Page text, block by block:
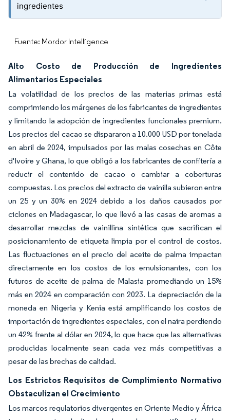
ingredientes
Fuente: Mordor Intelligence
Alto Costo de Producción de Ingredientes
Alimentarios Especiales
La volatilidad de los precios de las materias primas está
comprimiendo los márgenes de los fabricantes de ingredientes
y limitando la adopción de ingredientes funcionales premium.
Los precios del cacao se dispararon a 10.000 USD por tonelada
en abril de 2024, impulsados por las malas cosechas en Côte
d'Ivoire y Ghana, lo que obligó a los fabricantes de confitería a
reducir el contenido de cacao o cambiar a coberturas
compuestas. Los precios del extracto de vainilla subieron entre
un 25 y un 30% en 2024 debido a los daños causados por
ciclones en Madagascar, lo que llevó a las casas de aromas a
desarrollar mezclas de vainillina sintética que sacrifican el
posicionamiento de etiqueta limpia por el control de costos.
Las fluctuaciones en el precio del aceite de palma impactan
directamente en los costos de los emulsionantes, con los
futuros de aceite de palma de Malasia promediando un 15%
más en 2024 en comparación con 2023. La depreciación de la
moneda en Nigeria y Kenia está amplificando los costos de
importación de ingredientes especiales, con el naira perdiendo
un 42% frente al dólar en 2024, lo que hace que las alternativas
producidas localmente sean cada vez más competitivas a
pesar de las brechas de calidad.
Los Estrictos Requisitos de Cumplimiento Normativo
Obstaculizan el Crecimiento
Los marcos regulatorios divergentes en Oriente Medio y África